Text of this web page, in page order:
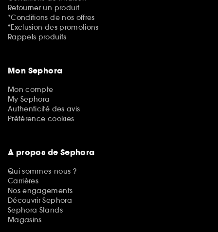
Retourner un produit
*Conditions de nos offres
*Exclusion des promotions
Rappels produits
Mon Sephora
Mon compte
My Sephora
Authenticité des avis
Préférence cookies
A propos de Sephora
Qui sommes-nous ?
Carrières
Nos engagements
Découvrir Sephora
Sephora Stands
Magasins